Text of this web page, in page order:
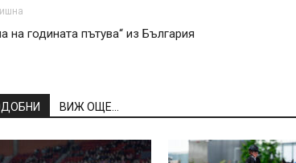
на годината пътува“ из България
ВИЖ ОЩЕ...